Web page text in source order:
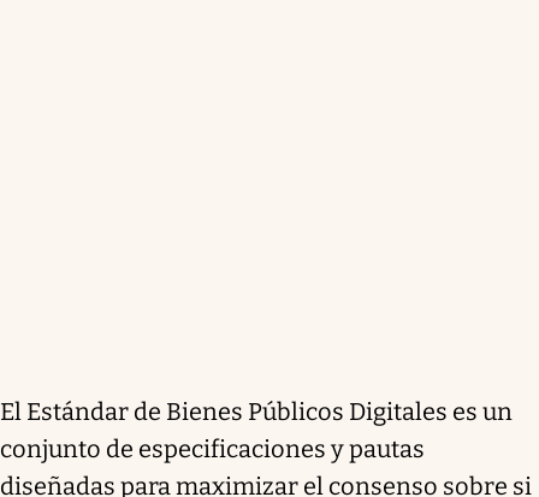
El Estándar de Bienes Públicos Digitales es un
conjunto de especificaciones y pautas
diseñadas para maximizar el consenso sobre si